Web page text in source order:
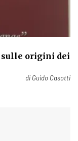
sulle origini dei
di Guido Casotti